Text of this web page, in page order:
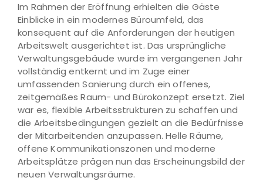
Im Rahmen der Eröffnung erhielten die Gäste
Einblicke in ein modernes Büroumfeld, das
konsequent auf die Anforderungen der heutigen
Arbeitswelt ausgerichtet ist. Das ursprüngliche
Verwaltungsgebäude wurde im vergangenen Jahr
vollständig entkernt und im Zuge einer
umfassenden Sanierung durch ein offenes,
zeitgemäßes Raum- und Bürokonzept ersetzt. Ziel
war es, flexible Arbeitsstrukturen zu schaffen und
die Arbeitsbedingungen gezielt an die Bedürfnisse
der Mitarbeitenden anzupassen. Helle Räume,
offene Kommunikationszonen und moderne
Arbeitsplätze prägen nun das Erscheinungsbild der
neuen Verwaltungsräume.